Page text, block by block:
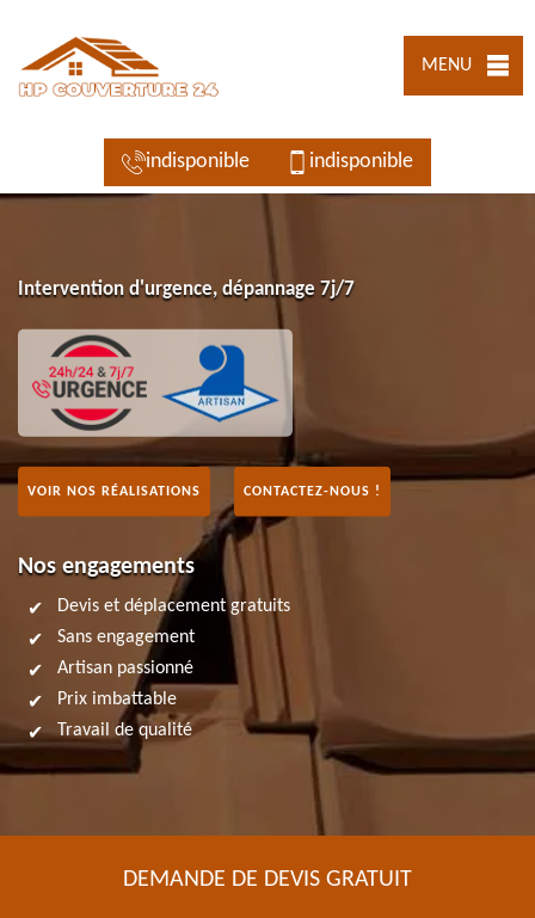
MENU
indisponible indisponible
Intervention d'urgence, dépannage 7j/7
VOIR NOS RÉALISATIONS CONTACTEZ-NOUS !
Nos engagements
Devis et déplacement gratuits
Sans engagement
Artisan passionné
Prix imbattable
Travail de qualité
DEMANDE DE DEVIS GRATUIT